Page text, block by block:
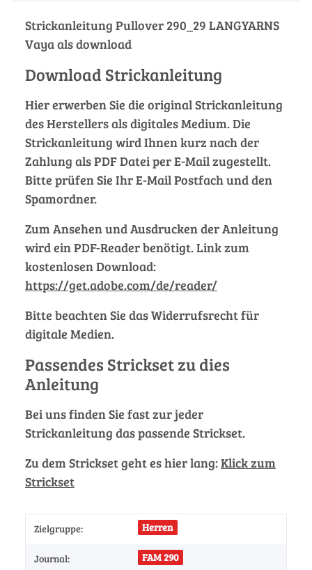
Strickanleitung Pullover 290_29 LANGYARNS
Vaya als download
Download Strickanleitung
Hier erwerben Sie die original Strickanleitung
des Herstellers als digitales Medium. Die
Strickanleitung wird Ihnen kurz nach der
Zahlung als PDF Datei per E-Mail zugestellt.
Bitte prüfen Sie Ihr E-Mail Postfach und den
Spamordner.
Zum Ansehen und Ausdrucken der Anleitung
wird ein PDF-Reader benötigt. Link zum
kostenlosen Download:
https://get.adobe.com/de/reader/
Bitte beachten Sie das Widerrufsrecht für
digitale Medien.
Passendes Strickset zu dies
Anleitung
Bei uns finden Sie fast zur jeder
Strickanleitung das passende Strickset.
Zu dem Strickset geht es hier lang:Klick zum
Strickset
Zielgruppe: Herren
Journal: FAM 290